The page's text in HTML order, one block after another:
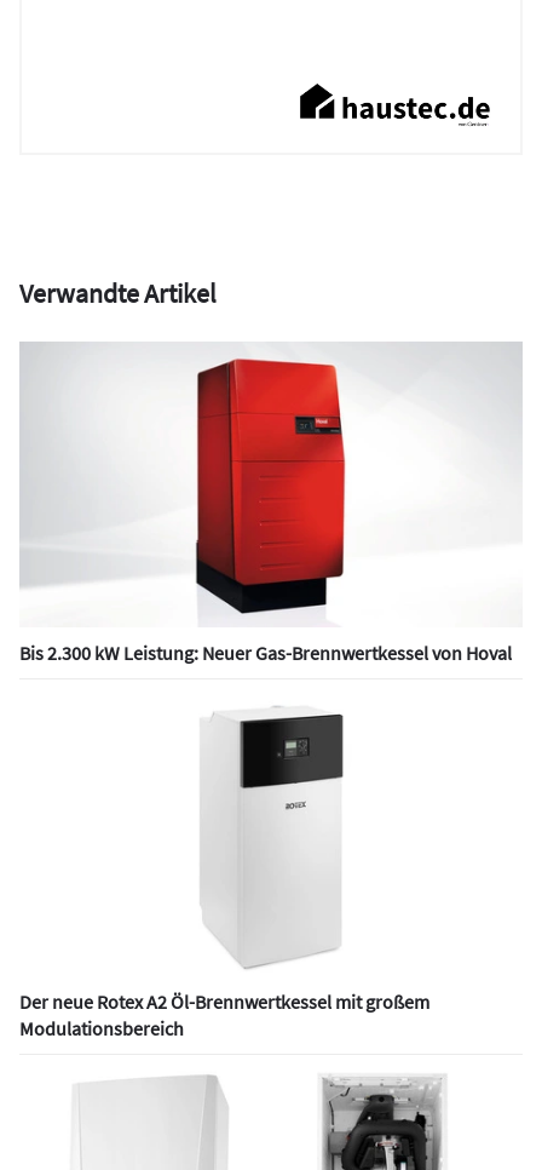
Verwandte Artikel
Bis 2.300 kW Leistung: Neuer Gas-Brennwertkessel von Hoval
Der neue Rotex A2 Öl-Brennwertkessel mit großem
Modulationsbereich